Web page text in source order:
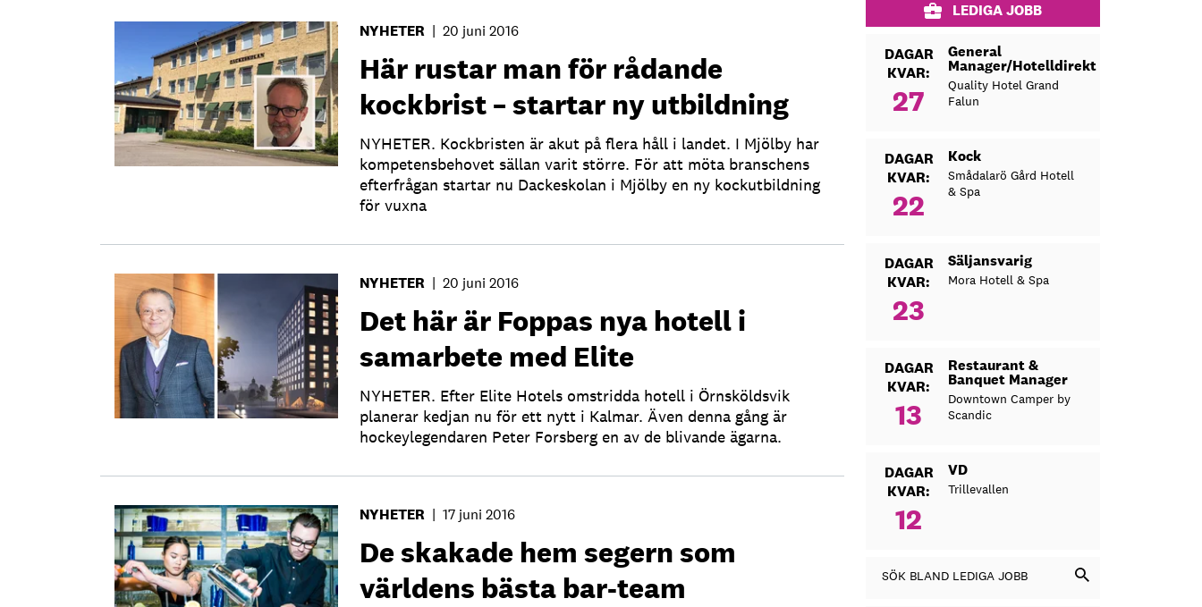
NYHETER | 20 juni 2016
Här rustar man för rådande
kockbrist – startar ny utbildning
NYHETER. Kockbristen är akut på flera håll i landet. I Mjölby har
kompetensbehovet sällan varit större. För att möta branschens
efterfrågan startar nu Dackeskolan i Mjölby en ny kockutbildning
för vuxna
NYHETER | 20 juni 2016
Det här är Foppas nya hotell i
samarbete med Elite
NYHETER. Efter Elite Hotels omstridda hotell i Örnsköldsvik
planerar kedjan nu för ett nytt i Kalmar. Även denna gång är
hockeylegendaren Peter Forsberg en av de blivande ägarna.
NYHETER | 17 juni 2016
De skakade hem segern som
världens bästa bar-team
LEDIGA JOBB
DAGAR
KVAR:
27
General
Manager/Hotelldirektör
Quality Hotel Grand
Falun
DAGAR
KVAR:
22
Kock
Smådalarö Gård Hotell
& Spa
DAGAR
KVAR:
23
Säljansvarig
Mora Hotell & Spa
DAGAR
KVAR:
13
Restaurant &
Banquet Manager
Downtown Camper by
Scandic
DAGAR
KVAR:
12
VD
Trillevallen
SÖK BLAND LEDIGA JOBB